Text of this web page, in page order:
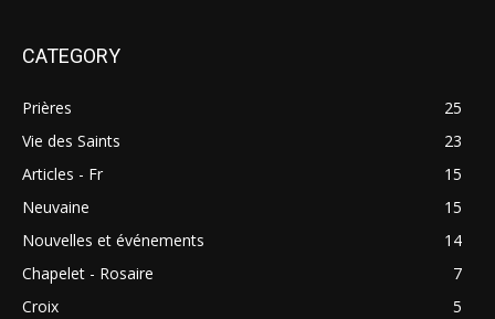
CATEGORY
Prières
25
Vie des Saints
23
Articles - Fr
15
Neuvaine
15
Nouvelles et événements
14
Chapelet - Rosaire
7
Croix
5